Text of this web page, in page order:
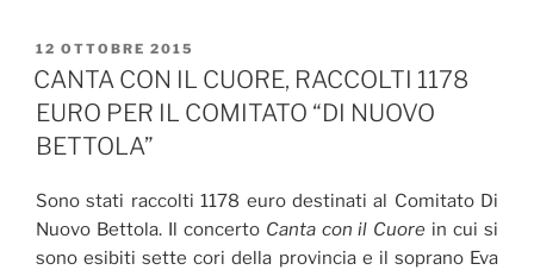
PUBBLICATO
IL
12 OTTOBRE 2015
CANTA CON IL CUORE, RACCOLTI 1178
EURO PER IL COMITATO “DI NUOVO
BETTOLA”
Sono stati raccolti 1178 euro destinati al Comitato Di
Nuovo Bettola. Il concerto Canta con il Cuore in cui si
sono esibiti sette cori della provincia e il soprano Eva